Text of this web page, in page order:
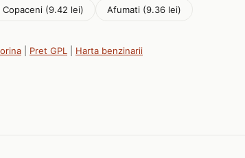
(9.42 lei) Afumati (9.36 lei)
Pret GPL Harta benzinarii